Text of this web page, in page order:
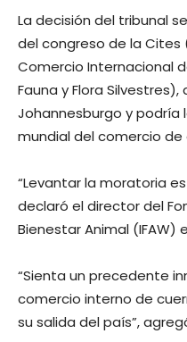
La decisión del tribunal
del congreso de la Cites
Comercio Internacional
Fauna y Flora
Johannesburgo y podría
mundial del comercio de
“Levantar la moratoria
declaró el director del
Bienestar Animal (IFAW)
“Sienta un precedente
comercio interno de
su salida del país”,